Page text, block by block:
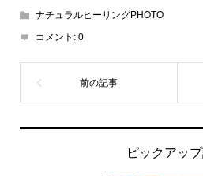
ナチュラルヒーリングPHOTO
コメント: 0
ピックアッ